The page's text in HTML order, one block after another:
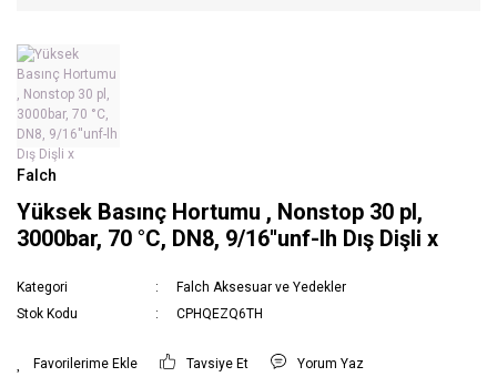
Falch
Yüksek Basınç Hortumu , Nonstop 30 pl,
3000bar, 70 °C, DN8, 9/16''unf-lh Dış Dişli x
Kategori
Falch Aksesuar ve Yedekler
Stok Kodu
CPHQEZQ6TH
Tavsiye Et Yorum Yaz